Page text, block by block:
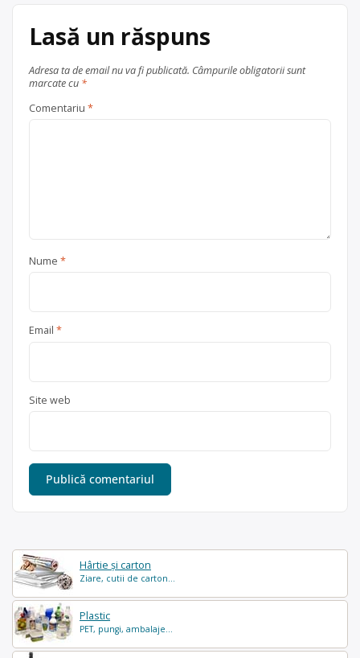
Hârtie și carton
Ziare, cutii de carton...
Plastic
PET, pungi, ambalaje...
Lasă un răspuns
Adresa ta de email nu va fi publicată. Câmpurile obligatorii sunt
marcate cu *
Comentariu *
Nume *
Email *
Site web